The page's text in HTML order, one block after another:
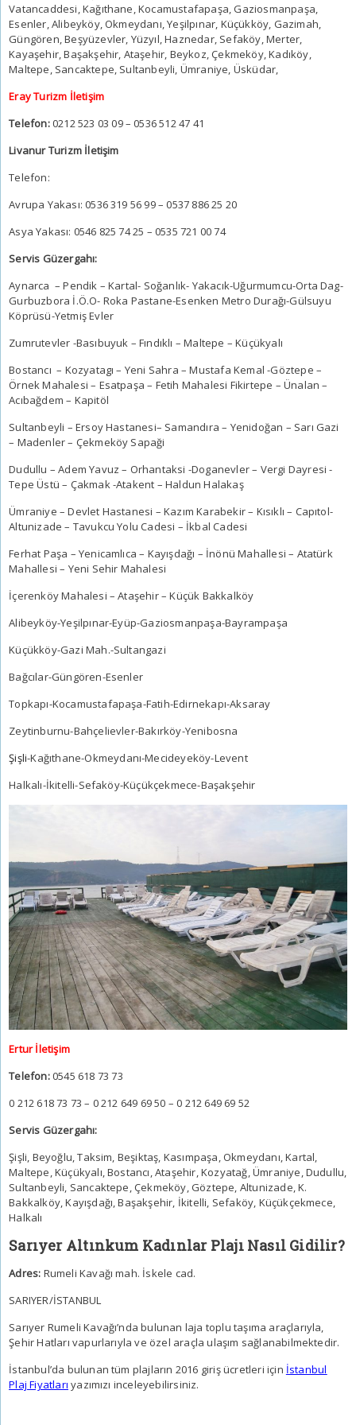
Vatancaddesi, Kağıthane, Kocamustafapaşa, Gaziosmanpaşa,
Esenler, Alibeyköy, Okmeydanı, Yeşilpınar, Küçükköy, Gazimah,
Güngören, Beşyüzevler, Yüzyıl, Haznedar, Sefaköy, Merter,
Kayaşehir, Başakşehir, Ataşehir, Beykoz, Çekmeköy, Kadıköy,
Maltepe, Sancaktepe, Sultanbeyli, Ümraniye, Üsküdar,
Eray Turizm İletişim
Telefon:0212 523 03 09 – 0536 512 47 41
Livanur Turizm İletişim
Telefon:
Avrupa Yakası: 0536 319 56 99 – 0537 886 25 20
Asya Yakası: 0546 825 74 25 – 0535 721 00 74
Servis Güzergahı:
Aynarca – Pendik – Kartal- Soğanlık- Yakacık-Uğurmumcu-Orta Dag-
Gurbuzbora İ.Ö.O- Roka Pastane-Esenken Metro Durağı-Gülsuyu
Köprüsü-Yetmiş Evler
Zumrutevler -Basıbuyuk – Fındıklı – Maltepe – Küçükyalı
Bostancı – Kozyatagı – Yeni Sahra – Mustafa Kemal -Göztepe –
Örnek Mahalesi – Esatpaşa – Fetih Mahalesi Fikirtepe – Ünalan –
Acıbağdem – Kapitöl
Sultanbeyli – Ersoy Hastanesi– Samandıra – Yenidoğan – Sarı Gazi
– Madenler – Çekmeköy Sapaği
Dudullu – Adem Yavuz – Orhantaksi -Doganevler – Vergi Dayresi -
Tepe Üstü – Çakmak -Atakent – Haldun Halakaş
Ümraniye – Devlet Hastanesi – Kazım Karabekir – Kısıklı – Capıtol-
Altunizade – Tavukcu Yolu Cadesi – İkbal Cadesi
Ferhat Paşa – Yenicamlıca – Kayışdağı – İnönü Mahallesi – Atatürk
Mahallesi – Yeni Sehir Mahalesi
İçerenköy Mahalesi – Ataşehir – Küçük Bakkalköy
Alibeyköy-Yeşilpınar-Eyüp-Gaziosmanpaşa-Bayrampaşa
Küçükköy-Gazi Mah.-Sultangazi
Bağcılar-Güngören-Esenler
Topkapı-Kocamustafapaşa-Fatih-Edirnekapı-Aksaray
Zeytinburnu-Bahçelievler-Bakırköy-Yenibosna
Şişli-Kağıthane-Okmeydanı-Mecideyeköy-Levent
Halkalı-İkitelli-Sefaköy-Küçükçekmece-Başakşehir
Ertur İletişim
Telefon:0545 618 73 73
0 212 618 73 73 – 0 212 649 69 50 – 0 212 649 69 52
Servis Güzergahı:
Şişli, Beyoğlu, Taksim, Beşiktaş, Kasımpaşa, Okmeydanı, Kartal,
Maltepe, Küçükyalı, Bostancı, Ataşehir, Kozyatağ, Ümraniye, Dudullu,
Sultanbeyli, Sancaktepe, Çekmeköy, Göztepe, Altunizade, K.
Bakkalköy, Kayışdağı, Başakşehir, İkitelli, Sefaköy, Küçükçekmece,
Halkalı
Sarıyer Altınkum Kadınlar Plajı Nasıl Gidilir?
Adres: Rumeli Kavağı mah. İskele cad.
SARIYER/İSTANBUL
Sarıyer Rumeli Kavağı’nda bulunan laja toplu taşıma araçlarıyla,
Şehir Hatları vapurlarıyla ve özel araçla ulaşım sağlanabilmektedir.
İstanbul’da bulunan tüm plajların 2016 giriş ücretleri için İstanbul
Plaj Fiyatları yazımızı inceleyebilirsiniz.